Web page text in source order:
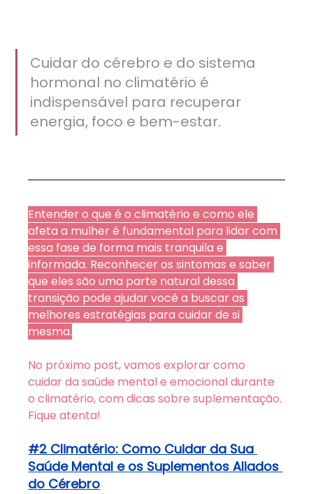
Cuidar do cérebro e do sistema
hormonal no climatério é
indispensável para recuperar
energia, foco e bem-estar.
Entender o que é o climatério e como ele
afeta a mulher é fundamental para lidar com
essa fase de forma mais tranquila e
informada. Reconhecer os sintomas e saber
que eles são uma parte natural dessa
transição pode ajudar você a buscar as
melhores estratégias para cuidar de si
mesma.
No próximo post, vamos explorar como
cuidar da saúde mental e emocional durante
o climatério, com dicas sobre suplementação.
Fique atenta!
#2 Climatério: Como Cuidar da Sua
Saúde Mental e os Suplementos Aliados
do Cérebro